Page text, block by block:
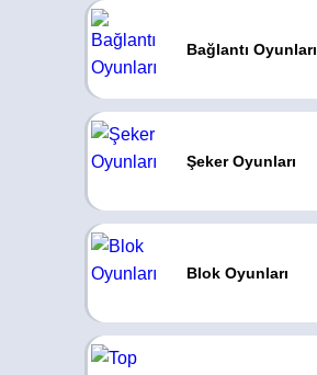
Bağlantı Oyunları
Şeker Oyunları
Blok Oyunları